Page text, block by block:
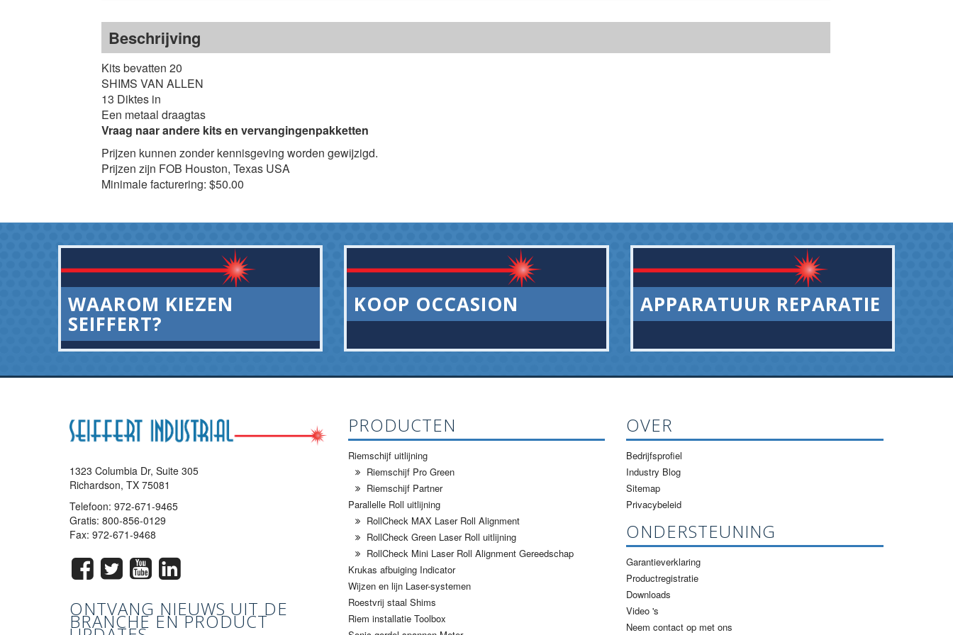
Beschrijving
Kits bevatten 20
SHIMS VAN ALLEN
13 Diktes in
Een metaal draagtas
Vraag naar andere kits en vervangingenpakketten
Prijzen kunnen zonder kennisgeving worden gewijzigd.
Prijzen zijn FOB Houston, Texas USA
Minimale facturering: $50.00
WAAROM KIEZEN
SEIFFERT?
KOOP OCCASION APPARATUUR REPARATIE
1323 Columbia Dr, Suite 305
Richardson, TX 75081
Telefoon:972-671-9465
Gratis:800-856-0129
Fax: 972-671-9468
ONTVANG NIEUWS UIT DE
BRANCHE EN PRODUCT
PRODUCTEN
Riemschijf uitlijning
Riemschijf Pro Green
Riemschijf Partner
Parallelle Roll uitlijning
RollCheck MAX Laser Roll Alignment
RollCheck Green Laser Roll uitlijning
RollCheck Mini Laser Roll Alignment Gereedschap
Krukas afbuiging Indicator
Wijzen en lijn Laser-systemen
Roestvrij staal Shims
Riem installatie Toolbox
OVER
Bedrijfsprofiel
Industry Blog
Sitemap
Privacybeleid
ONDERSTEUNING
Garantieverklaring
Productregistratie
Downloads
Video 's
Neem contact op met ons